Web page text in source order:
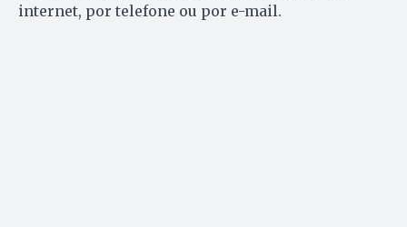
internet, por telefone ou por e-mail.